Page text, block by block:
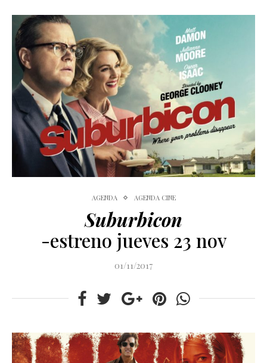
AGENDA AGENDA CINE
Suburbicon
-estreno jueves 23 nov
01/11/2017